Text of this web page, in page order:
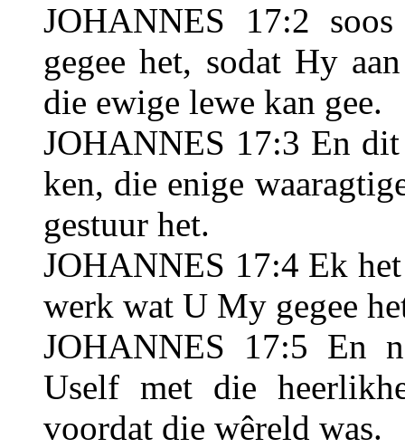
JOHANNES 17:2
gegee het, sodat Hy
die ewige lewe kan gee.
JOHANNES 17:3 En
ken, die enige
gestuur het.
JOHANNES 17:4 Ek
werk wat U My gegee
JOHANNES 17:5 En
Uself met die
voordat die wêreld was.